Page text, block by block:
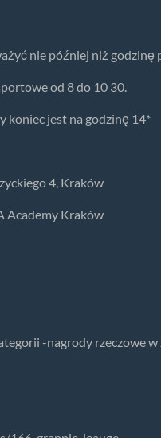
nie później niż godzinę
od 8 do 10 30.
koniec jest na godzinę 14*
4, Kraków
Academy Kraków
-nagrody rzeczowe